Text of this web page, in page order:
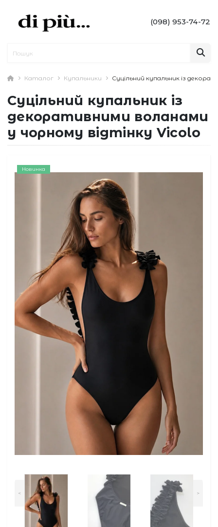
(098) 953-74-72
Каталог Купальники Суцільний купальник із
Суцільний купальник із
декоративними воланами
у чорному відтінку Vicolo
Новинка
< >